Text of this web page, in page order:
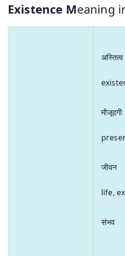
Existence Meaning
अस्तित्व
मौजूदगी
जीवन
life,
संभव